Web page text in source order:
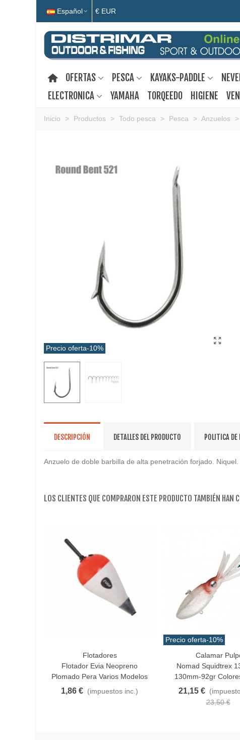
Español € EUR
OFERTAS PESCA KAYAKS-PADDLE
ELECTRONICA
YAMAHA TORQEEDO HIGIENE
Inicio > Productos > Todo pesca > Pesca > Anzuelos >
Precio oferta-10%
DESCRIPCIÓN DETALLES DEL PRODUCTO POLITICA DE
Anzuelo de doble barbilla de alta penetración forjado.
LOS CLIENTES QUE COMPRARON ESTE PRODUCTO TAMBIÉN HAN
FavoritoFlotadores
Flotador Evia Neopreno
Plomado Pera Varios Modelos
1,86 € (impuestos inc.)
Precio oferta-10%
Favorito
Calamar
Nomad Squidtrex
130mm-92gr
21,15 €
23,50 €